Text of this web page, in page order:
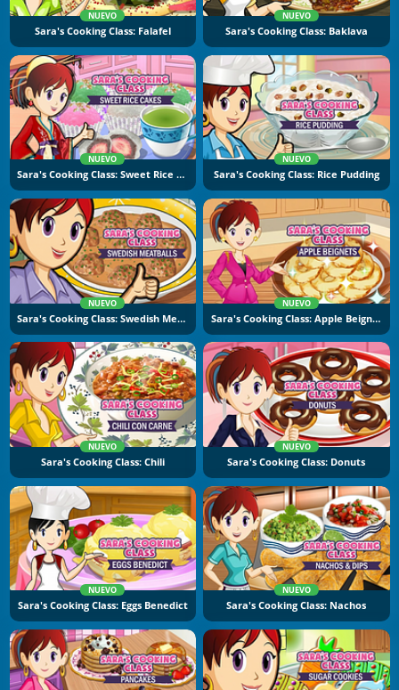
NUEVO
Sara's Cooking Class: Falafel
NUEVO
Sara's Cooking Class: Baklava
NUEVO
Sara's Cooking Class: Sweet Rice Cakes
NUEVO
Sara's Cooking Class: Rice Pudding
NUEVO
Sara's Cooking Class: Swedish Meatballs
NUEVO
Sara's Cooking Class: Apple Beignets
NUEVO
Sara's Cooking Class: Chili
NUEVO
Sara's Cooking Class: Donuts
NUEVO
Sara's Cooking Class: Eggs Benedict
NUEVO
Sara's Cooking Class: Nachos